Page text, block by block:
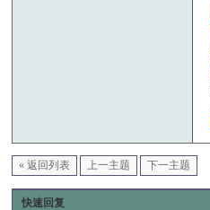
« 返回列表 上一主题 下一主题
快速回复